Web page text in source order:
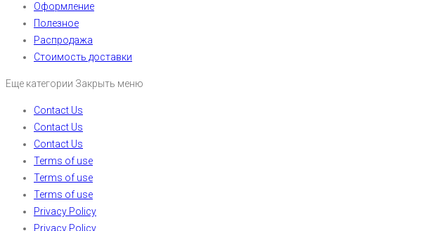
Оформление
Полезное
Распродажа
Стоимость доставки
Еще категории Закрыть меню
Contact Us
Contact Us
Contact Us
Terms of use
Terms of use
Terms of use
Privacy Policy
Privacy Policy